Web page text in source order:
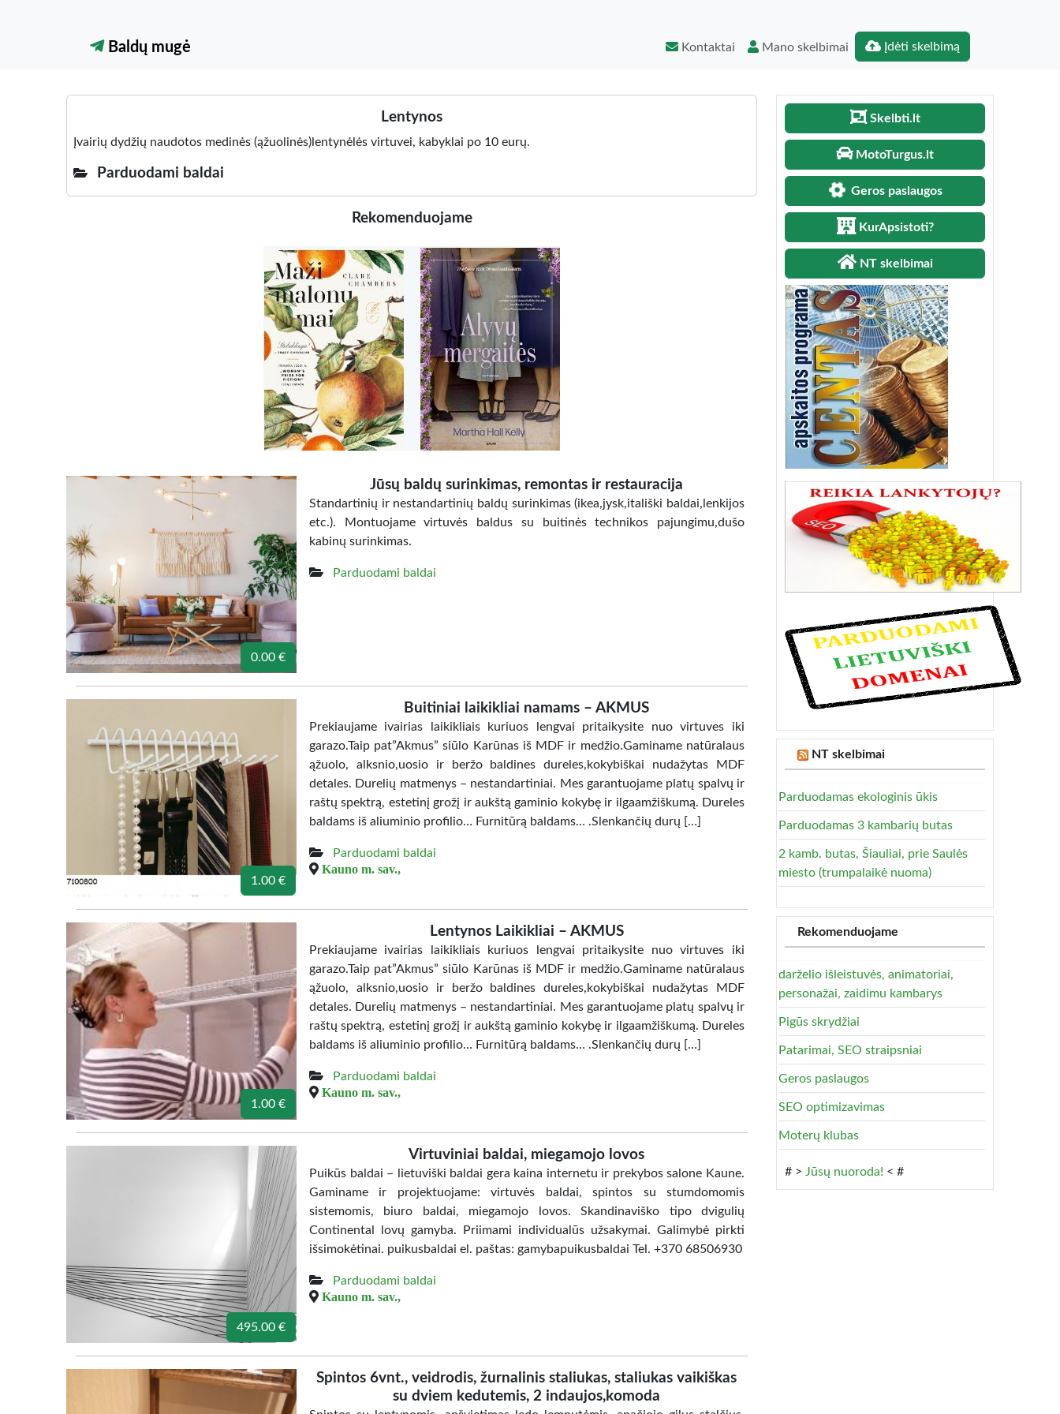
Baldų mugė Kontaktai Mano skelbimai Įdėti skelbimą
Lentynos
Įvairių dydžių naudotos medinės (ąžuolinės)lentynėlės virtuvei, kabyklai po 10 eurų.
Parduodami baldai
Rekomenduojame
0.00 €
Jūsų baldų surinkimas, remontas ir restauracija
Standartinių ir nestandartinių baldų surinkimas (ikea,jysk,itališki baldai,lenkijos
etc.). Montuojame virtuvės baldus su buitinės technikos pajungimu,dušo
kabinų surinkimas.
Parduodami baldai
1.00 €
Buitiniai laikikliai namams – AKMUS
Prekiaujame ivairias laikikliais kuriuos lengvai pritaikysite nuo virtuves iki
garazo.Taip pat”Akmus” siūlo Karūnas iš MDF ir medžio.Gaminame natūralaus
ąžuolo, alksnio,uosio ir beržo baldines dureles,kokybiškai nudažytas MDF
detales. Durelių matmenys – nestandartiniai. Mes garantuojame platų spalvų ir
raštų spektrą, estetinį grožį ir aukštą gaminio kokybę ir ilgaamžiškumą. Dureles
baldams iš aliuminio profilio… Furnitūrą baldams… .Slenkančių durų […]
Parduodami baldai
Kauno m. sav.,
1.00 €
Lentynos Laikikliai – AKMUS
Prekiaujame ivairias laikikliais kuriuos lengvai pritaikysite nuo virtuves iki
garazo.Taip pat”Akmus” siūlo Karūnas iš MDF ir medžio.Gaminame natūralaus
ąžuolo, alksnio,uosio ir beržo baldines dureles,kokybiškai nudažytas MDF
detales. Durelių matmenys – nestandartiniai. Mes garantuojame platų spalvų ir
raštų spektrą, estetinį grožį ir aukštą gaminio kokybę ir ilgaamžiškumą. Dureles
baldams iš aliuminio profilio… Furnitūrą baldams… .Slenkančių durų […]
Parduodami baldai
Kauno m. sav.,
495.00 €
Virtuviniai baldai, miegamojo lovos
Puikūs baldai – lietuviški baldai gera kaina internetu ir prekybos salone Kaune.
Gaminame ir projektuojame: virtuvės baldai, spintos su stumdomomis
sistemomis, biuro baldai, miegamojo lovos. Skandinaviško tipo dvigulių
Continental lovų gamyba. Priimami individualūs užsakymai. Galimybė pirkti
išsimokėtinai. puikusbaldai el. paštas: gamybapuikusbaldai Tel. +370 68506930
Parduodami baldai
Kauno m. sav.,
Spintos 6vnt., veidrodis, žurnalinis staliukas, staliukas vaikiškas
su dviem kedutemis, 2 indaujos,komoda
Skelbti.lt
MotoTurgus.lt
Geros paslaugos
KurApsistoti?
NT skelbimai
NT skelbimai
Parduodamas ekologinis ūkis
Parduodamas 3 kambarių butas
2 kamb. butas, Šiauliai, prie Saulės
miesto (trumpalaikė nuoma)
Rekomenduojame
darželio išleistuvės, animatoriai,
personažai, zaidimu kambarys
Pigūs skrydžiai
Patarimai, SEO straipsniai
Geros paslaugos
SEO optimizavimas
Moterų klubas
# > Jūsų nuoroda! < #